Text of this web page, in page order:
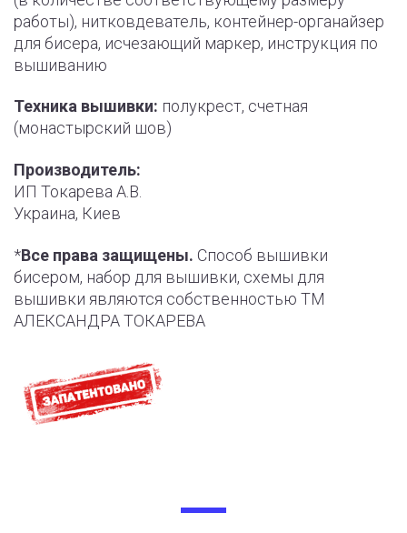
работы), нитковдеватель, контейнер-органайзер
для бисера, исчезающий маркер, инструкция по
вышиванию
Техника вышивки: полукрест, счетная
(монастырский шов)
Производитель:
ИП Токарева А.В.
Украина, Киев
*Все права защищены. Способ вышивки
бисером, набор для вышивки, схемы для
вышивки являются собственностью ТМ
АЛЕКСАНДРА ТОКАРЕВА